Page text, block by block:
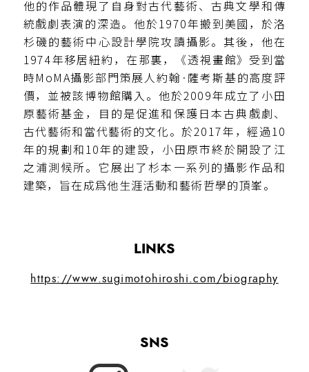
他的作品體現了自身對古代藝術、古典文學和傳
統戲劇表演的深造。他於1970年搬到美國，於洛
杉磯的藝術中心設計學院攻讀攝影。其後，他在
1974年移居紐約，在那裏，《透視畫館》受到當
時MoMA攝影部門策展人約翰·薩考斯基的高度評
價，並被該博物館購入。他於2009年成立了小田
原藝術基金，目的是促進和保護日本古典戲劇、
古代藝術和當代藝術的文化。於2017年，經過10
年的規劃和10年的建設，小田原市終於開設了江
之浦測候所。它展出了杉本一系列的攝影作品和
建築，旨在成爲他生涯活動和藝術哲學的頂峯。
LINKS
https://www.sugimotohiroshi.com/biography
SNS